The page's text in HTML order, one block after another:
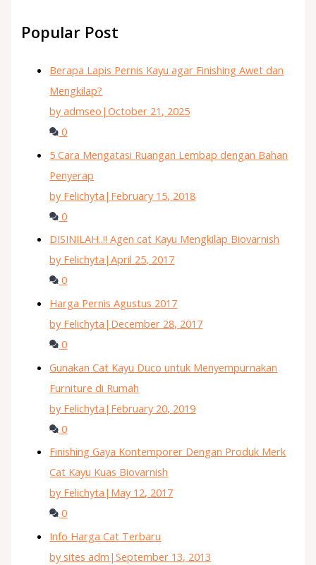
Popular Post
Berapa Lapis Pernis Kayu agar Finishing Awet dan
Mengkilap?
by admseo |October 21, 2025
0
5 Cara Mengatasi Ruangan Lembap dengan Bahan
Penyerap
by Felichyta | February 15, 2018
0
DISINILAH..!! Agen cat Kayu Mengkilap Biovarnish
by Felichyta |April 25, 2017
0
Harga Pernis Agustus 2017
by Felichyta | December 28, 2017
0
Gunakan Cat Kayu Duco untuk Menyempurnakan
Furniture di Rumah
by Felichyta | February 20, 2019
0
Finishing Gaya Kontemporer Dengan Produk Merk
Cat Kayu Kuas Biovarnish
by Felichyta | May 12, 2017
0
Info Harga Cat Terbaru
by sites adm |September 13, 2013